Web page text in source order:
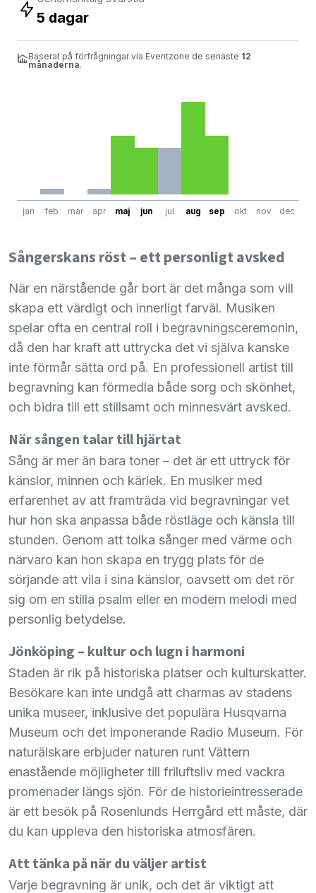
5 dagar
Baserat på förfrågningar via Eventzone de senaste 12
månaderna.
jan feb mar apr maj jun jul aug sep okt nov dec
Sångerskans röst – ett personligt avsked
När en närstående går bort är det många som vill
skapa ett värdigt och innerligt farväl. Musiken
spelar ofta en central roll i begravningsceremonin,
då den har kraft att uttrycka det vi själva kanske
inte förmår sätta ord på. En professionell artist till
begravning kan förmedla både sorg och skönhet,
och bidra till ett stillsamt och minnesvärt avsked.
När sången talar till hjärtat
Sång är mer än bara toner – det är ett uttryck för
känslor, minnen och kärlek. En musiker med
erfarenhet av att framträda vid begravningar vet
hur hon ska anpassa både röstläge och känsla till
stunden. Genom att tolka sånger med värme och
närvaro kan hon skapa en trygg plats för de
sörjande att vila i sina känslor, oavsett om det rör
sig om en stilla psalm eller en modern melodi med
personlig betydelse.
Jönköping – kultur och lugn i harmoni
Staden är rik på historiska platser och kulturskatter.
Besökare kan inte undgå att charmas av stadens
unika museer, inklusive det populära Husqvarna
Museum och det imponerande Radio Museum. För
naturälskare erbjuder naturen runt Vättern
enastående möjligheter till friluftsliv med vackra
promenader längs sjön. För de historieintresserade
är ett besök på Rosenlunds Herrgård ett måste, där
du kan uppleva den historiska atmosfären.
Att tänka på när du väljer artist
Varje begravning är unik, och det är viktigt att